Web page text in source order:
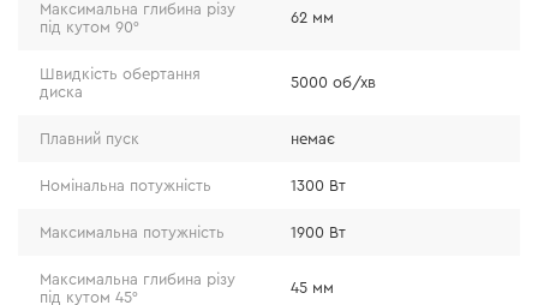
обмотки двигуна виконані з міді та покриті
підшипники мають пилозахист та каучукову
Максимальна глибина різу
під кутом 90°
62 мм
Швидкість обертання
диска
5000 об/хв
Плавний пуск немає
Номінальна потужність 1300 Вт
Максимальна потужність 1900 Вт
Максимальна глибина різу
під кутом 45°
45 мм